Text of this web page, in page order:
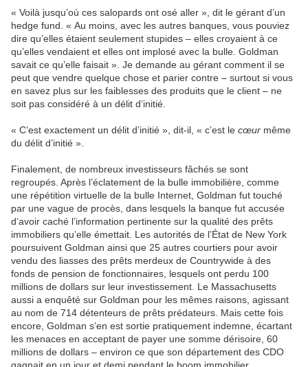
« Voilà jusqu’où ces salopards ont osé aller », dit le gérant d’un
hedge fund. « Au moins, avec les autres banques, vous pouviez
dire qu’elles étaient seulement stupides – elles croyaient à ce
qu’elles vendaient et elles ont implosé avec la bulle. Goldman
savait ce qu’elle faisait ». Je demande au gérant comment il se
peut que vendre quelque chose et parier contre – surtout si vous
en savez plus sur les faiblesses des produits que le client – ne
soit pas considéré à un délit d’initié.
« C’est exactement un délit d’initié », dit-il, « c’est le cœur même
du délit d’initié ».
Finalement, de nombreux investisseurs fâchés se sont
regroupés. Après l’éclatement de la bulle immobilière, comme
une répétition virtuelle de la bulle Internet, Goldman fut touché
par une vague de procès, dans lesquels la banque fut accusée
d’avoir caché l’information pertinente sur la qualité des prêts
immobiliers qu’elle émettait. Les autorités de l’État de New York
poursuivent Goldman ainsi que 25 autres courtiers pour avoir
vendu des liasses des prêts merdeux de Countrywide à des
fonds de pension de fonctionnaires, lesquels ont perdu 100
millions de dollars sur leur investissement. Le Massachusetts
aussi a enquêté sur Goldman pour les mêmes raisons, agissant
au nom de 714 détenteurs de prêts prédateurs. Mais cette fois
encore, Goldman s’en est sortie pratiquement indemne, écartant
les menaces en acceptant de payer une somme dérisoire, 60
millions de dollars – environ ce que son département des CDO
gagnait en un jour et demi pendant le boom immobilier.